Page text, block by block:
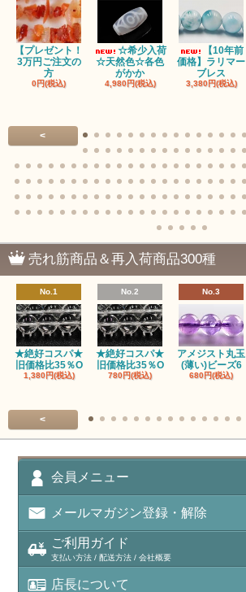
【プレゼント！
3万円ご注文の
方
0円(税込)
☆希少入荷
☆天然色☆各色
がかか
4,980円(税込)
【10年前
価格】ラリマー
ブレス
3,380円(税込)
<
売れ筋商品＆再入荷商品300種
No.1
★絶好コスパ★
旧価格比35％O
1,380円(税込)
No.2
★絶好コスパ★
旧価格比35％O
780円(税込)
No.3
アメジスト丸玉
(薄い)ビーズ6
680円(税込)
<
会員メニュー
メールマガジン登録・解除
ご利用ガイド
支払い方法 / 配送方法 / 会社概要
店長について